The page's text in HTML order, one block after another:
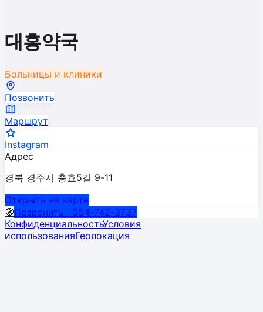
대흥약국
Больницы и клиники
Позвонить
Маршрут
Instagram
Адрес
경북 경주시 충효5길 9-11
Открыть на карте
🧭Позвонить · 054-742-3737
КонфиденциальностьУсловия
использованияГеолокация